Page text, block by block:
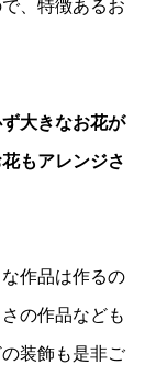
、特徴あるお
大きなお花が
もアレンジさ
作品は作るの
の作品なども
装飾も是非ご